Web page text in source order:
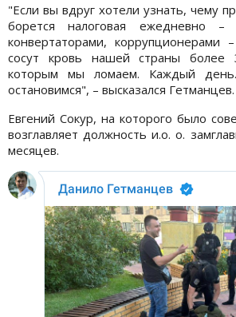
"Если вы вдруг хотели узнать, чему
борется налоговая ежедневно
конвертаторами, коррупционерами
сосут кровь нашей страны
которым мы ломаем. Каждый
остановимся", – высказался Гетманцев.
Евгений Сокур, на которого было
возглавляет должность и.о. о.
месяцев.